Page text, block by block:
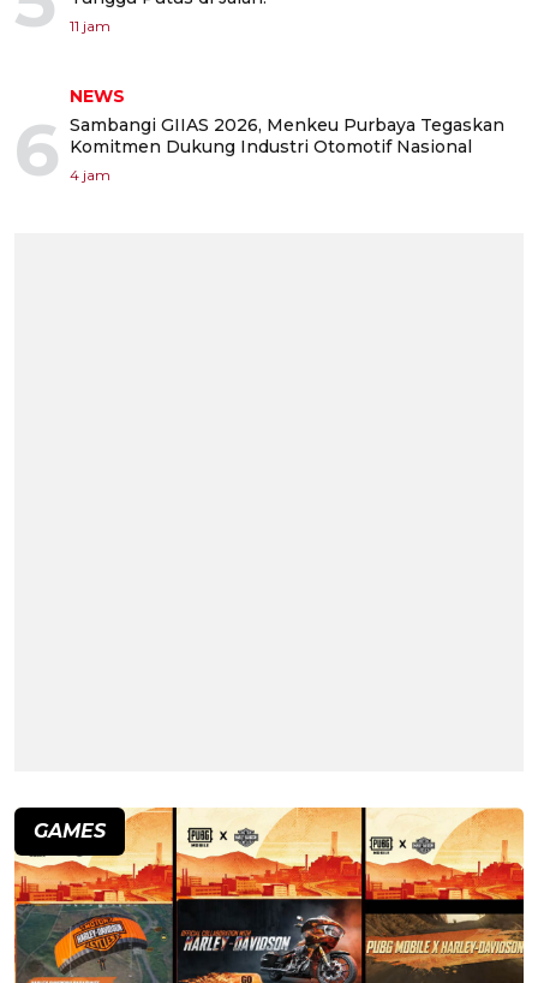
11 jam
6
NEWS
Sambangi GIIAS 2026, Menkeu Purbaya Tegaskan
Komitmen Dukung Industri Otomotif Nasional
4 jam
GAMES